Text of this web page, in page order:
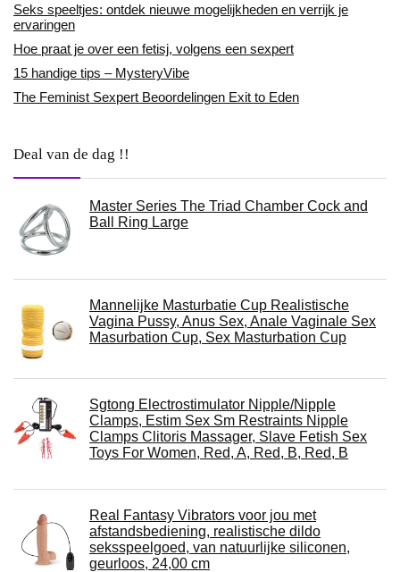
Seks speeltjes: ontdek nieuwe mogelijkheden en verrijk je
ervaringen
Hoe praat je over een fetisj, volgens een sexpert
15 handige tips – MysteryVibe
The Feminist Sexpert Beoordelingen Exit to Eden
Deal van de dag !!
Master Series The Triad Chamber Cock and
Ball Ring Large
Mannelijke Masturbatie Cup Realistische
Vagina Pussy, Anus Sex, Anale Vaginale Sex
Masurbation Cup, Sex Masturbation Cup
Sgtong Electrostimulator Nipple/Nipple
Clamps, Estim Sex Sm Restraints Nipple
Clamps Clitoris Massager, Slave Fetish Sex
Toys For Women, Red, A, Red, B, Red, B
Real Fantasy Vibrators voor jou met
afstandsbediening, realistische dildo
seksspeelgoed, van natuurlijke siliconen,
geurloos, 24,00 cm